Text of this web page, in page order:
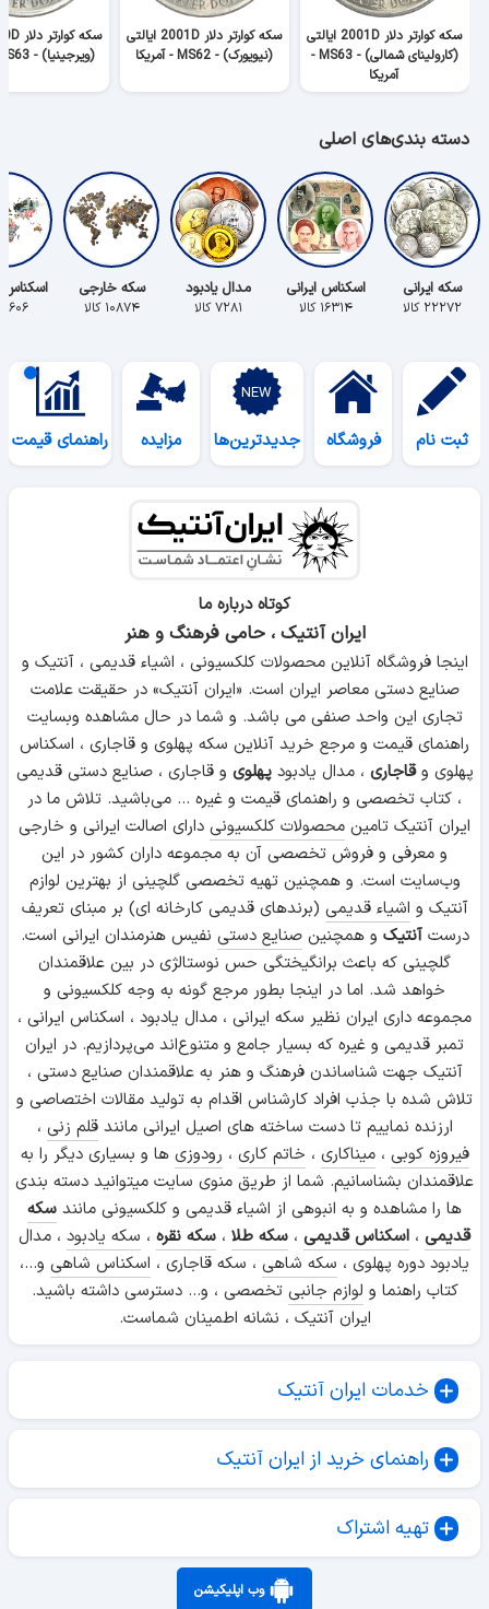
سکه کوارتر دلار 2001D ایالتی
(کارولینای شمالی) - MS63 -
آمریکا
سکه کوارتر دلار 2001D ایالتی
(نیویورک) - MS62 - آمریکا
(ویرجینیا) - MS63 - آمریکا
دسته بندی‌های اصلی
سکه ایرانی
۲۲۲۷۲ کالا
اسکناس ایرانی
۱۶۳۱۴ کالا
مدال یادبود
۷۲۸۱ کالا
سکه خارجی
۱۰۸۷۴ کالا ۵۶۰۶ کالا
ثبت نام فروشگاه جدیدترین‌ها مزایده راهنمای قیمت
کوتاه درباره ما
ایران آنتیک ، حامی فرهنگ و هنر
اینجا فروشگاه آنلاین محصولات کلکسیونی ، اشیاء قدیمی ، آنتیک و
صنایع دستی معاصر ایران است. «ایران آنتیک» در حقیقت علامت
تجاری این واحد صنفی می باشد. و شما در حال مشاهده وبسایت
راهنمای قیمت و مرجع خرید آنلاین سکه پهلوی و قاجاری ، اسکناس
پهلوی وقاجاری ، مدال یادبودپهلوی و قاجاری ، صنایع دستی قدیمی
، کتاب تخصصی و راهنمای قیمت و غیره ... می‌باشید. تلاش ما در
ایران آنتیک تامین محصولات کلکسیونی دارای اصالت ایرانی و خارجی
و معرفی و فروش تخصصی آن به مجموعه داران کشور در این
وب‌سایت است. و همچنین تهیه تخصصی گلچینی از بهترین لوازم
آنتیک و اشیاء قدیمی (برندهای قدیمی کارخانه ای) بر مبنای تعریف
درستآنتیک و همچنینصنایع دستی نفیس هنرمندان ایرانی است.
گلچینی که باعث برانگیختگی حس نوستالژی در بین علاقمندان
خواهد شد. اما در اینجا بطور مرجع گونه به وجه کلکسیونی و
مجموعه داری ایران نظیر سکه ایرانی ، مدال یادبود ، اسکناس ایرانی ،
تمبر قدیمی و غیره که بسیار جامع و متنوع‌اند می‌پردازیم. در ایران
آنتیک جهت شناساندن فرهنگ و هنر به علاقمندان صنایع دستی ،
تلاش شده با جذب افراد کارشناس اقدام به تولید مقالات اختصاصی و
ارزنده نماییم تا دست ساخته های اصیل ایرانی مانندقلم زنی ،
فیروزه کوبی ،میناکاری ، خاتم کاری ، رودوزی ها و بسیاری دیگر را به
علاقمندان بشناسانیم. شما از طریق منوی سایت میتوانید دسته بندی
ها را مشاهده و به انبوهی از اشیاء قدیمی و کلکسیونی مانند سکه
قدیمی ، اسکناس قدیمی ، سکه طلا ، سکه نقره ، سکه یادبود ، مدال
یادبود دوره پهلوی ، سکه شاهی ، سکه قاجاری ، اسکناس شاهی و...،
کتاب راهنما و لوازم جانبی تخصصی ، و... دسترسی داشته باشید.
ایران آنتیک ، نشانه اطمینان شماست.
خدمات ایران آنتیک
راهنمای خرید از ایران آنتیک
تهیه اشتراک
وب اپلیکیشن